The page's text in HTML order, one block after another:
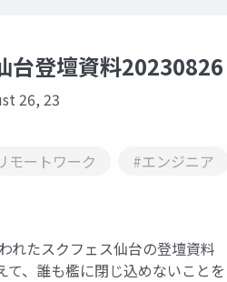
台登壇資料20230826
26, 23
モートワーク #エンジニア
れたスクフェス仙台の登壇資料
て、誰も檻に閉じ込めないこと